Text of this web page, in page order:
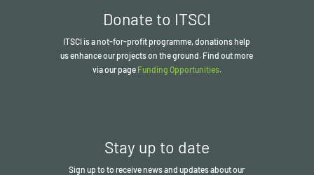
Donate to ITSCI
ITSCI is a not-for-profit programme, donations help
us enhance our projects on the ground. Find out more
via our page Funding Opportunities.
Stay up to date
Sign up to to receive news and updates about our